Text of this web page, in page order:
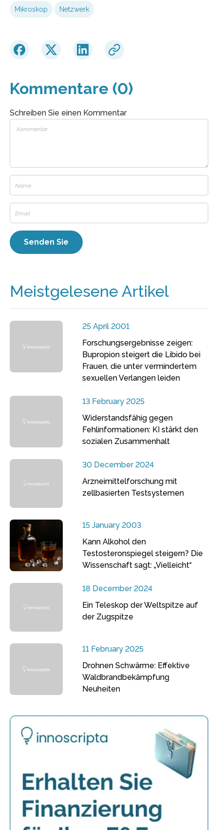
Mikroskop Netzwerk
Kommentare (0)
Schreiben Sie einen Kommentar
Meistgelesene Artikel
25 April 2001
Forschungsergebnisse zeigen:
Bupropion steigert die Libido bei
Frauen, die unter vermindertem
sexuellen Verlangen leiden
13 February 2025
Widerstandsfähig gegen
Fehlinformationen: KI stärkt den
sozialen Zusammenhalt
30 December 2024
Arzneimittelforschung mit
zellbasierten Testsystemen
15 January 2003
Kann Alkohol den
Testosteronspiegel steigern? Die
Wissenschaft sagt: „Vielleicht“
18 December 2024
Ein Teleskop der Weltspitze auf
der Zugspitze
11 February 2025
Drohnen Schwärme: Effektive
Waldbrandbekämpfung
Neuheiten